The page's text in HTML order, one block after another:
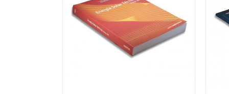
AÑADIR AL CARRITO
/
DETALLES